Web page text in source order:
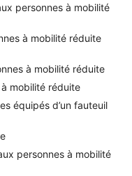
personnes à mobilité
à mobilité réduite
à mobilité réduite
mobilité réduite
équipés d’un fauteuil
personnes à mobilité